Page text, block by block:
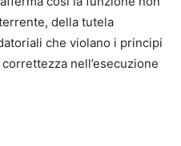
della tutela
che violano i principi
nell’esecuzione